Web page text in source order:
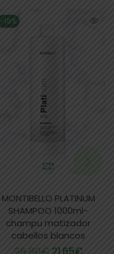
-19%
MONTIBELLO PLATINUM
SHAMPOO 1000ml-
champu matizador
cabellos blancos